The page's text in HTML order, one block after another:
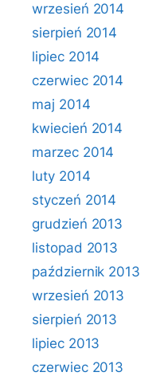
wrzesień 2014
sierpień 2014
lipiec 2014
czerwiec 2014
maj 2014
kwiecień 2014
marzec 2014
luty 2014
styczeń 2014
grudzień 2013
listopad 2013
październik 2013
wrzesień 2013
sierpień 2013
lipiec 2013
czerwiec 2013